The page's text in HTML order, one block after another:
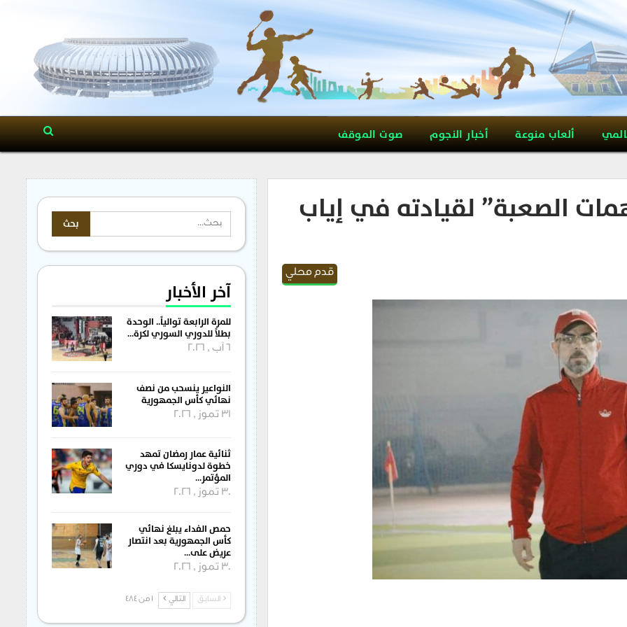
ألعاب منوعة أخبار النجوم صوت الموقف
الصعبة” لقيادته في إياب
قدم محلي
آخر الأخبار
للمرة الرابعة توالياً.. الوحدة
بطلاً للدوري السوري لكرة…
6 آب , 2026
النواعير ينسحب من نصف
نهائي كأس الجمهورية
31 تموز , 2026
ثنائية عمار رمضان تمهد
خطوة لدونايسكا في دوري
المؤتمر…
30 تموز , 2026
حمص الفداء يبلغ نهائي
كأس الجمهورية بعد انتصار
عريض على…
30 تموز , 2026
السابق التالي 1 من 484